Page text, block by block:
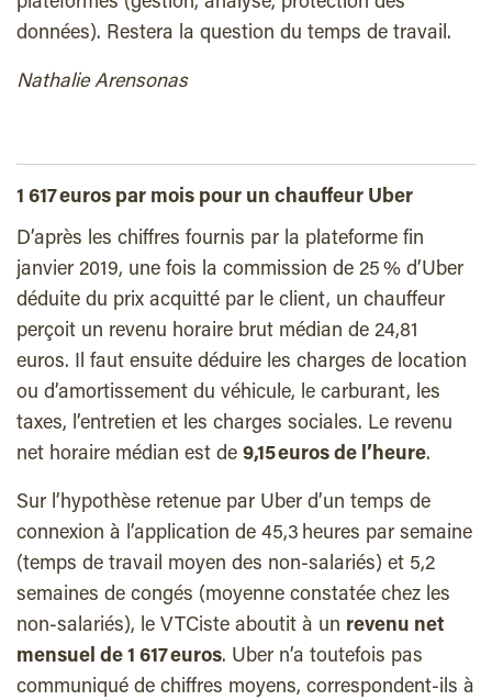
données). Restera la question du temps de travail.
Nathalie Arensonas
1 617 euros par mois pour un chauffeur Uber
D’après les chiffres fournis par la plateforme fin
janvier 2019, une fois la commission de 25 % d’Uber
déduite du prix acquitté par le client, un chauffeur
perçoit un revenu horaire brut médian de 24,81
euros. Il faut ensuite déduire les charges de location
ou d’amortissement du véhicule, le carburant, les
taxes, l’entretien et les charges sociales. Le revenu
net horaire médian est de 9,15 euros de l’heure.
Sur l’hypothèse retenue par Uber d’un temps de
connexion à l’application de 45,3 heures par semaine
(temps de travail moyen des non-salariés) et 5,2
semaines de congés (moyenne constatée chez les
non-salariés), le VTCiste aboutit à un revenu net
mensuel de 1 617 euros. Uber n’a toutefois pas
communiqué de chiffres moyens, correspondent-ils à